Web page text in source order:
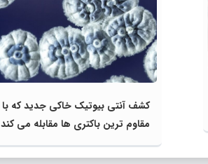
کشف آنتی‌ بیوتیک خاکی جدید که با
مقاوم‌ ترین باکتری‌ ها مقابله می‌ کند